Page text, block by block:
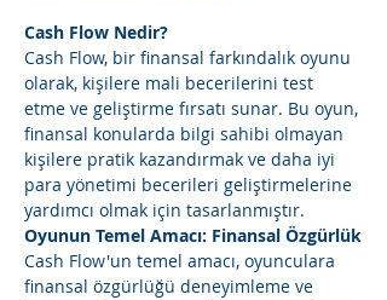
Cash Flow Nedir?
Cash Flow, bir finansal farkındalık oyunu
olarak, kişilere mali becerilerini test
etme ve geliştirme fırsatı sunar. Bu oyun,
finansal konularda bilgi sahibi olmayan
kişilere pratik kazandırmak ve daha iyi
para yönetimi becerileri geliştirmelerine
yardımcı olmak için tasarlanmıştır.
Oyunun Temel Amacı: Finansal Özgürlük
Cash Flow'un temel amacı, oyunculara
finansal özgürlüğü deneyimleme ve